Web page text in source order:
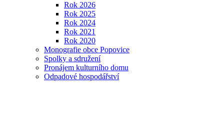
Rok 2026
Rok 2025
Rok 2024
Rok 2021
Rok 2020
Monografie obce Popovice
Spolky a sdružení
Pronájem kulturního domu
Odpadové hospodářství